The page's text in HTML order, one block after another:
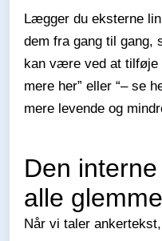
Lægger du eksterne
dem fra gang til gang,
kan være ved at tilføje
mere her” eller “– se
mere levende og
Den
alle
Når vi taler